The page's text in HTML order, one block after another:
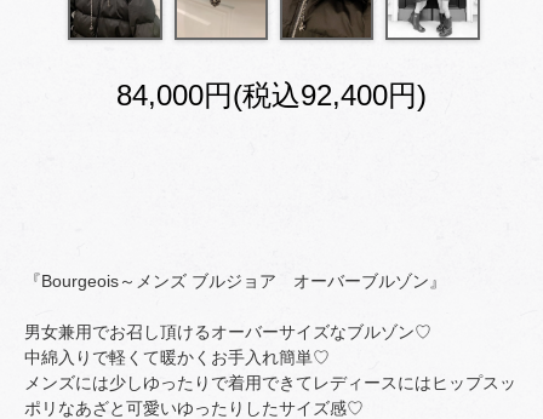
84,000円(税込92,400円)
『Bourgeois～メンズ ブルジョア オーバーブルゾン』
男女兼用でお召し頂けるオーバーサイズなブルゾン♡
中綿入りで軽くて暖かくお手入れ簡単♡
メンズには少しゆったりで着用できてレディースにはヒップスッ
ポリなあざと可愛いゆったりしたサイズ感♡